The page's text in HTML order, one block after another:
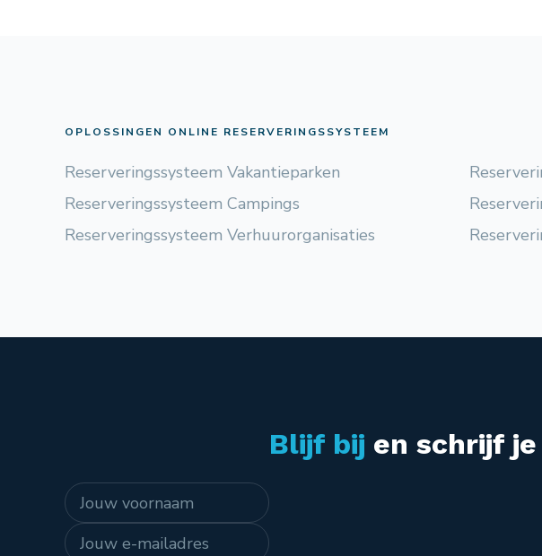
OPLOSSINGEN ONLINE RESERVERINGSSYSTEEM
Reserveringssysteem Vakantieparken
Reserveringssysteem Campings
Reserveringssysteem Verhuurorganisaties
Blijf bij en schrijf
Naam
E-mailadres